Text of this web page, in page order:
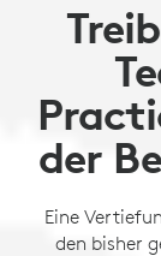
der
Eine
den bisher